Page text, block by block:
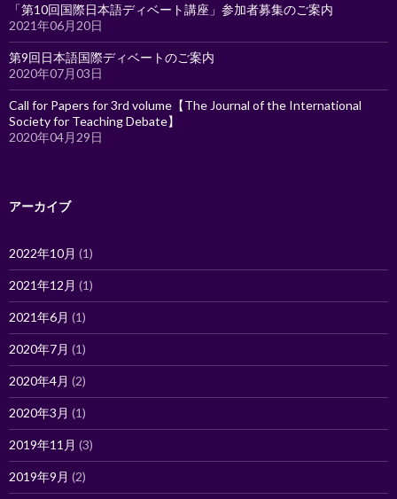
「第10回国際日本語ディベート講座」参加者募集のご案内
2021年06月20日
第9回日本語国際ディベートのご案内
2020年07月03日
Call for Papers for 3rd volume【The Journal of the International
Society for Teaching Debate】
2020年04月29日
アーカイブ
2022年10月 (1)
2021年12月 (1)
2021年6月 (1)
2020年7月 (1)
2020年4月 (2)
2020年3月 (1)
2019年11月 (3)
2019年9月 (2)